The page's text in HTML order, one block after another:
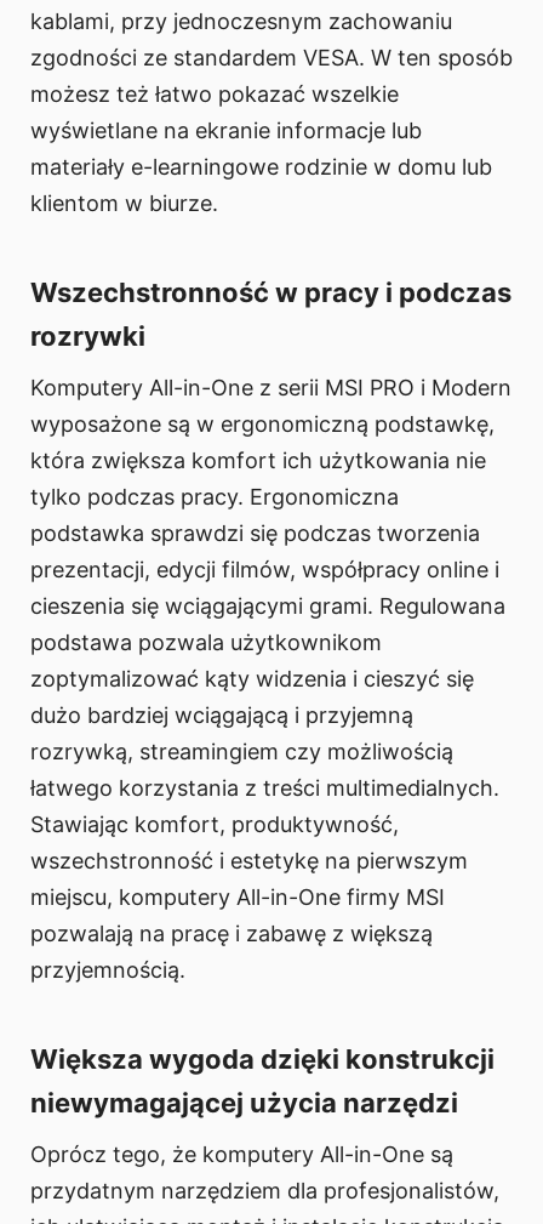
kablami, przy jednoczesnym zachowaniu
zgodności ze standardem VESA. W ten sposób
możesz też łatwo pokazać wszelkie
wyświetlane na ekranie informacje lub
materiały e-learningowe rodzinie w domu lub
klientom w biurze.
Wszechstronność w pracy i podczas
rozrywki
Komputery All-in-One z serii MSI PRO i Modern
wyposażone są w ergonomiczną podstawkę,
która zwiększa komfort ich użytkowania nie
tylko podczas pracy. Ergonomiczna
podstawka sprawdzi się podczas tworzenia
prezentacji, edycji filmów, współpracy online i
cieszenia się wciągającymi grami. Regulowana
podstawa pozwala użytkownikom
zoptymalizować kąty widzenia i cieszyć się
dużo bardziej wciągającą i przyjemną
rozrywką, streamingiem czy możliwością
łatwego korzystania z treści multimedialnych.
Stawiając komfort, produktywność,
wszechstronność i estetykę na pierwszym
miejscu, komputery All-in-One firmy MSI
pozwalają na pracę i zabawę z większą
przyjemnością.
Większa wygoda dzięki konstrukcji
niewymagającej użycia narzędzi
Oprócz tego, że komputery All-in-One są
przydatnym narzędziem dla profesjonalistów,